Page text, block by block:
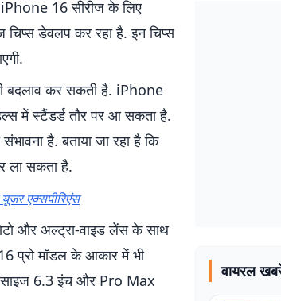
iPhone 16 सीरीज के लिए
डेवलप कर रहा है. इन चिप्स
कर सकती है. iPhone
में स्टैंडर्ड तौर पर आ सकता है.
है. बताया जा रहा है कि
ला सकता है.
एक्सपीरिएंस
और अल्ट्रा-वाइड लेंस के साथ
प्रो मॉडल के आकार में भी
साइज 6.3 इंच और Pro Max
वायरल